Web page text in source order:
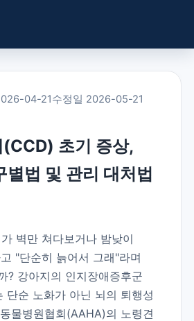
04-21수정일 2026-05-21
초기 증상,
별법 및 관리 대처법
벽만 쳐다보거나 밤낮이
"단순히 늙어서 그래"라며
? 강아지의 인지장애증후군
단순 노화가 아닌 뇌의 퇴행성
물병원협회(AAHA)의 노령견